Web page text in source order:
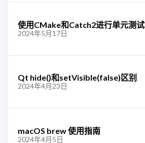
使用CMake和Catch2进行单元测试
2024年5月17日
Qt hide()和setVisible(false)区别
2024年4月23日
macOS brew 使用指南
2024年4月5日